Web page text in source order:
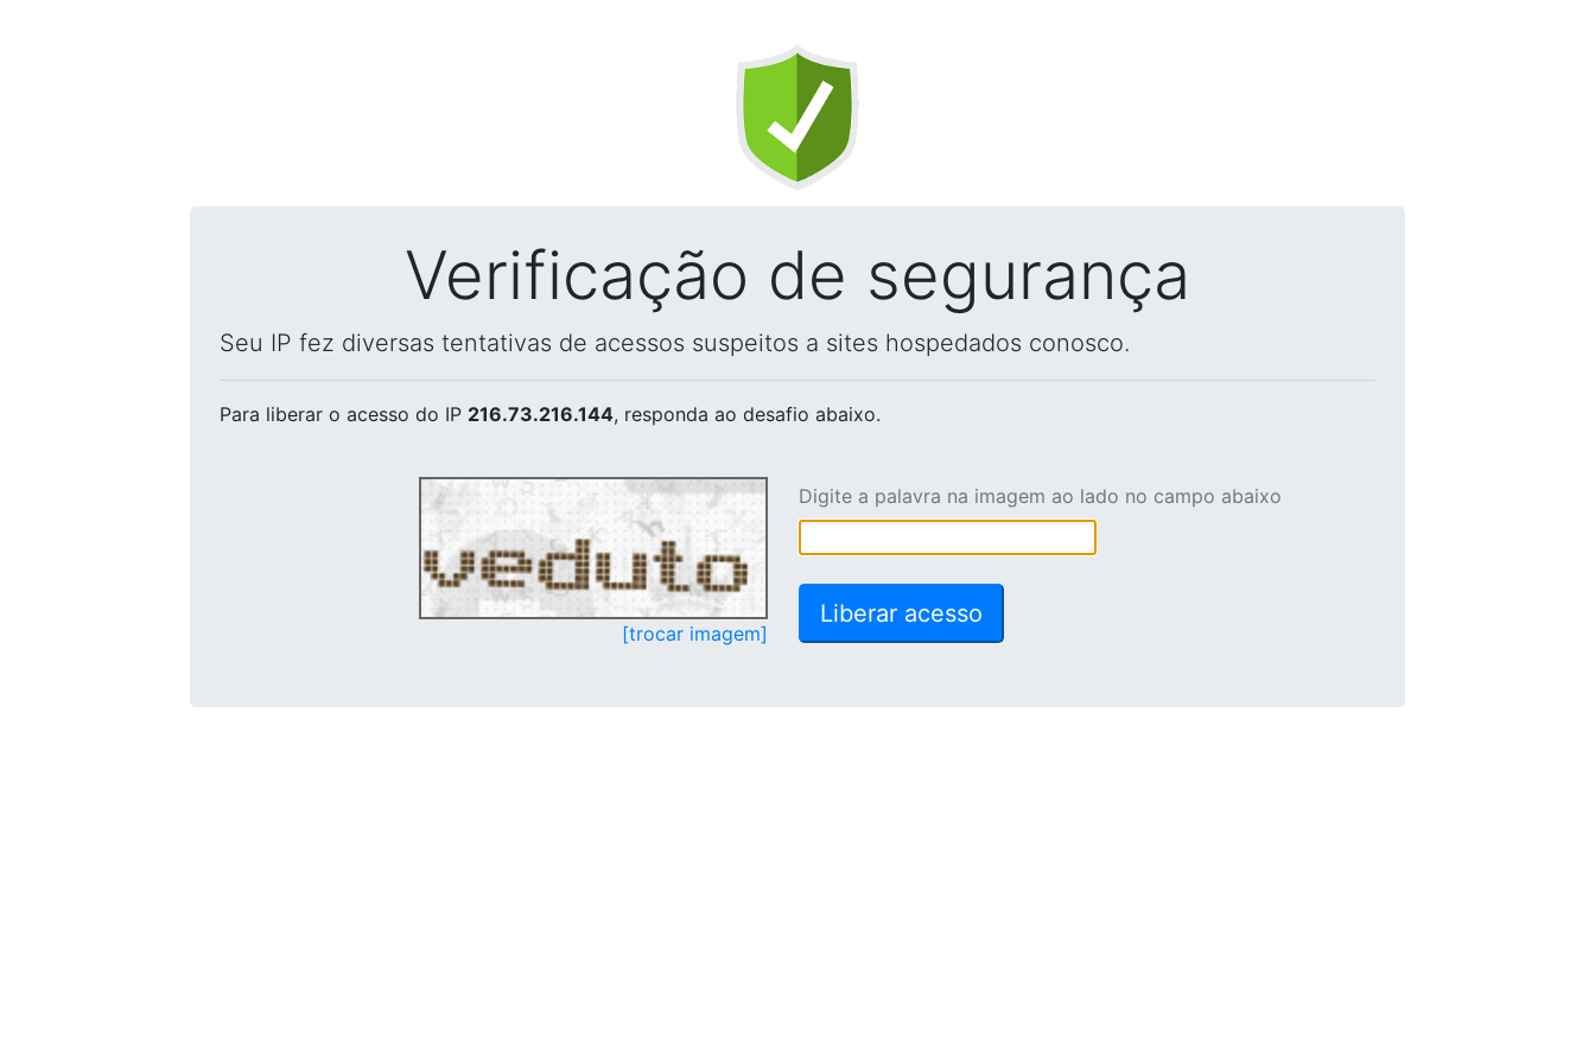
Verificação de segurança
Seu IP fez diversas tentativas de acessos suspeitos a sites hospedados conosco.
Para liberar o acesso do IP 216.73.216.144, responda ao desafio abaixo.
[trocar imagem]
Digite a palavra na imagem ao lado no campo abaixo